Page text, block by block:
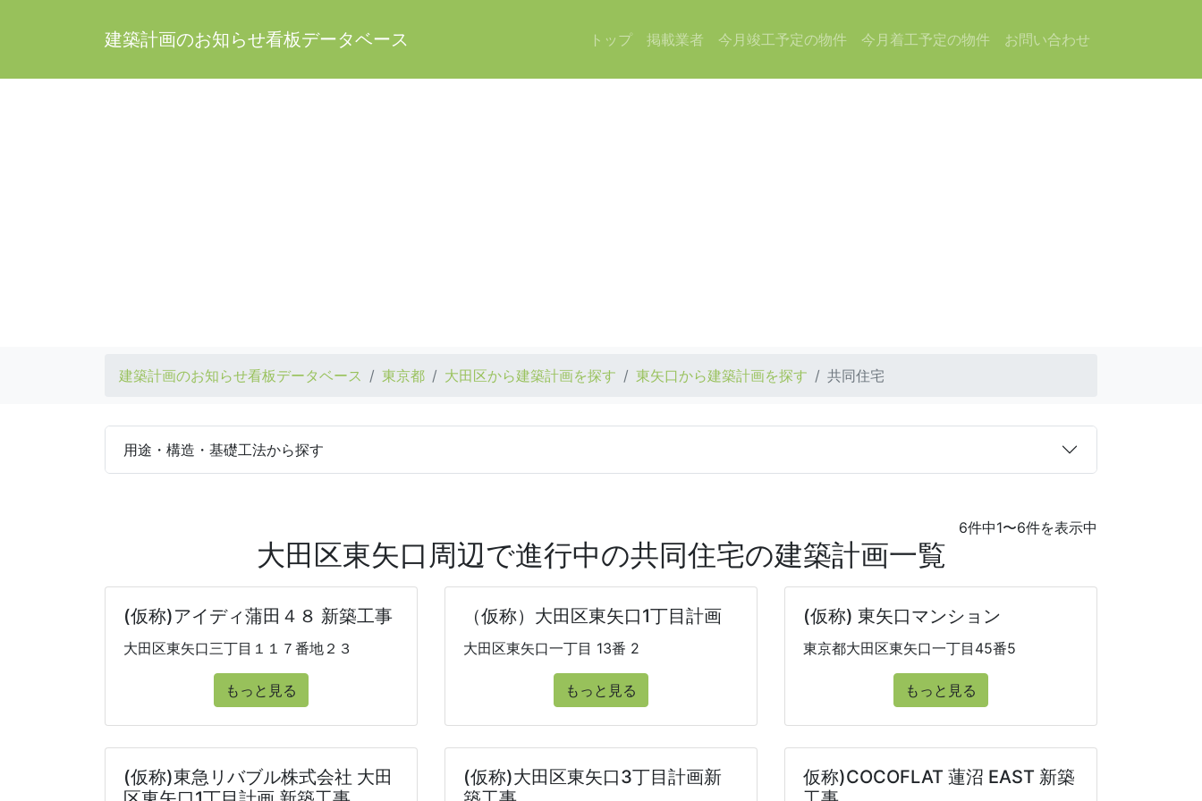
建築計画のお知らせ看板データベース トップ 掲載業者 今月竣工予定の物件 今月着工予定の物件 お問い合わせ
建築計画のお知らせ看板データベース 東京都 大田区から建築計画を探す 東矢口から建築計画を探す 共同住宅
用途・構造・基礎工法から探す
6件中1〜6件を表示中
大田区東矢口周辺で進行中の共同住宅の建築計画一覧
(仮称)アイディ蒲田４８ 新築工事
大田区東矢口三丁目１１７番地２３
もっと見る
（仮称）大田区東矢口1丁目計画
大田区東矢口一丁目 13番 2
もっと見る
(仮称) 東矢口マンション
東京都大田区東矢口一丁目45番5
もっと見る
(仮称)東急リバブル株式会社 大田
(仮称)大田区東矢口3丁目計画新
仮称)COCOFLAT 蓮沼 EAST 新築